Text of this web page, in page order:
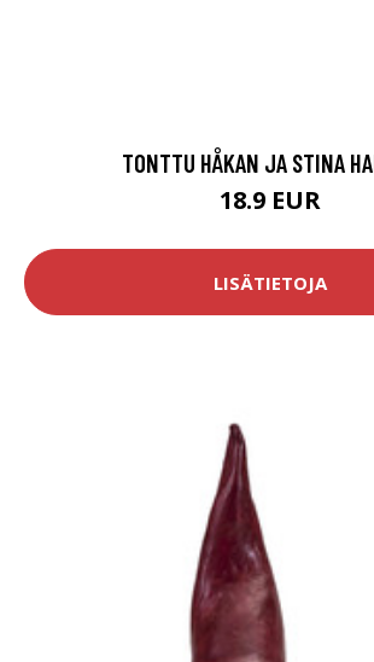
TONTTU HÅKAN JA STINA
18.9 EUR
LISÄTIETOJA